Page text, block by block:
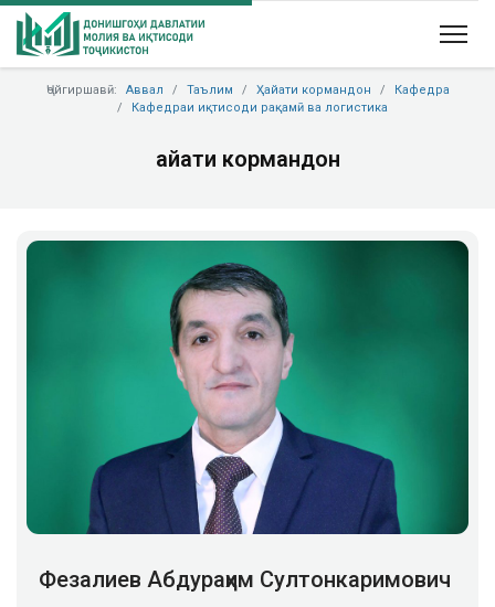
Ҷойгиршавӣ: Аввал Таълим Ҳайати кормандон
Кафедра
Кафедраи иқтисоди рақамӣ ва логистика
Ҳайати кормандон
Фезалиев Абдураҳим Султонкаримович